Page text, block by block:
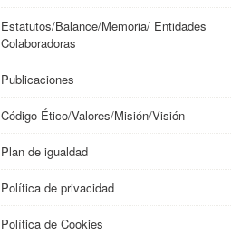
Estatutos/Balance/Memoria/ Entidades
Colaboradoras
Publicaciones
Código Ético/Valores/Misión/Visión
Plan de igualdad
Política de privacidad
Política de Cookies